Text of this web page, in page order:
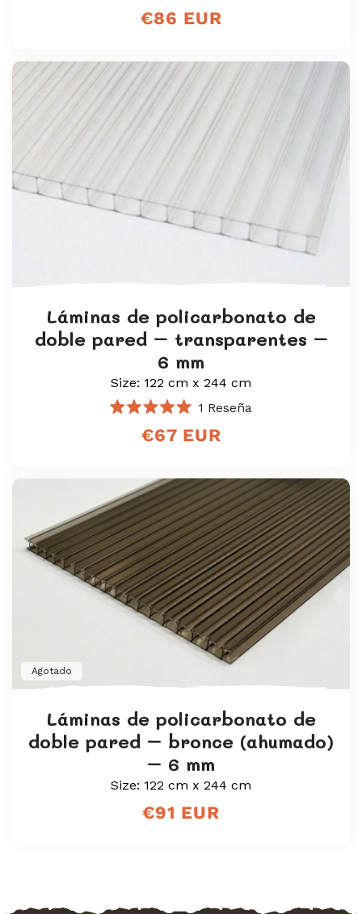
Precio
€86 EUR
Láminas de policarbonato de
doble pared – transparentes –
6 mm
Size: 122 cm x 244 cm
5.0
1 Reseña
Precio
€67 EUR
Agotado
Láminas de policarbonato de
doble pared – bronce (ahumado)
– 6 mm
Size: 122 cm x 244 cm
Precio
€91 EUR